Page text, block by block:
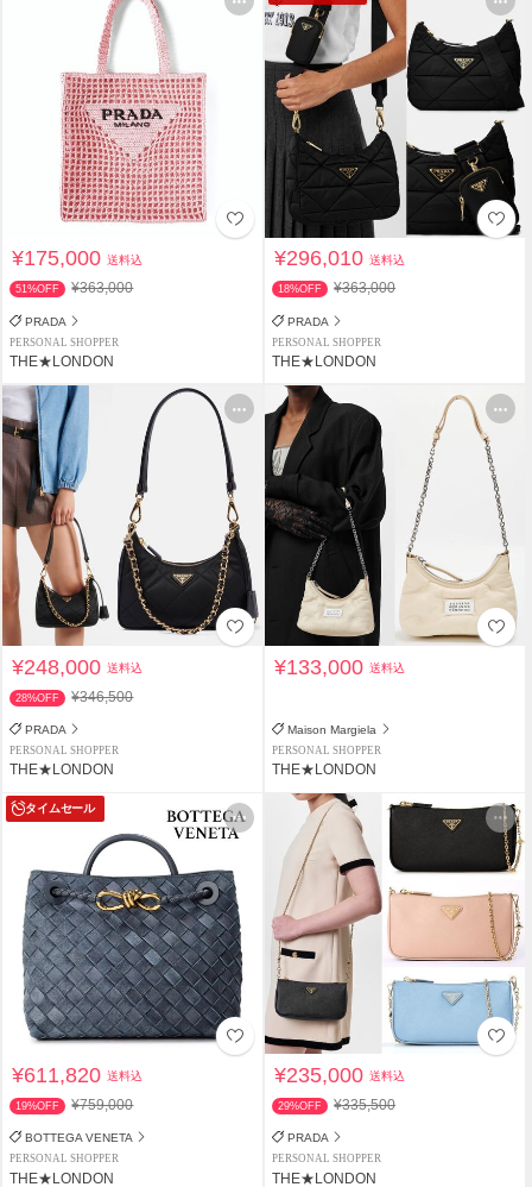
¥175,000送料込
51%OFF ¥363,000
PRADA
PERSONAL SHOPPER
THE★LONDON
¥296,010送料込
18%OFF ¥363,000
PRADA
PERSONAL SHOPPER
THE★LONDON
¥248,000送料込
28%OFF ¥346,500
PRADA
PERSONAL SHOPPER
THE★LONDON
¥133,000送料込
Maison Margiela
PERSONAL SHOPPER
THE★LONDON
タイムセール
¥611,820送料込
19%OFF ¥759,000
BOTTEGA VENETA
PERSONAL SHOPPER
THE★LONDON
¥235,000送料込
29%OFF ¥335,500
PRADA
PERSONAL SHOPPER
THE★LONDON